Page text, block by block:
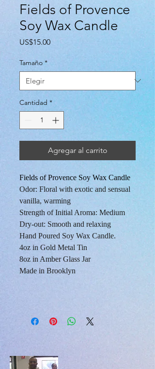
Fields of Provence
Soy Wax Candle
US$15.00Precio
Tamaño *
Cantidad *
Agregar al carrito
Fields of Provence Soy Wax Candle
Odor: Floral with exotic and sensual
vanilla, warming
Strength of Initial Aroma: Medium
Dry-out: Smooth and relaxing
Hand Poured Soy Wax Candle.
4oz in Gold Metal Tin
8oz in Amber Glass Jar
Made in Brooklyn